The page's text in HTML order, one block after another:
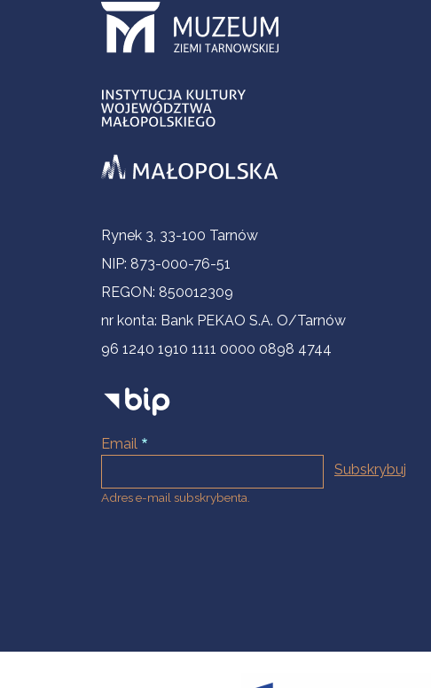
Informacje kontaktowe
Rynek 3, 33-100 Tarnów
NIP: 873-000-76-51
REGON: 850012309
nr konta: Bank PEKAO S.A. O/Tarnów
96 1240 1910 1111 0000 0898 4744
Email
Adres e-mail subskrybenta.